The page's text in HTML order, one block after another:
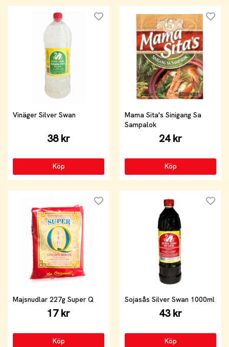
Vinäger Silver Swan
38 kr
Köp
Mama Sita's Sinigang Sa
Sampalok
24 kr
Köp
Majsnudlar 227g Super Q
17 kr
Köp
Sojasås Silver Swan 1000ml
43 kr
Köp